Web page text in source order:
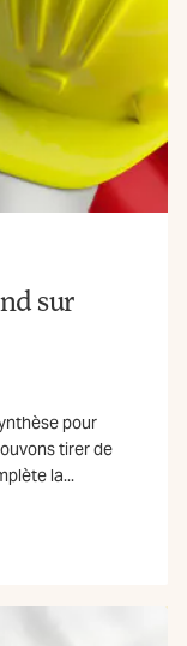
sur
pour
tirer de
la...